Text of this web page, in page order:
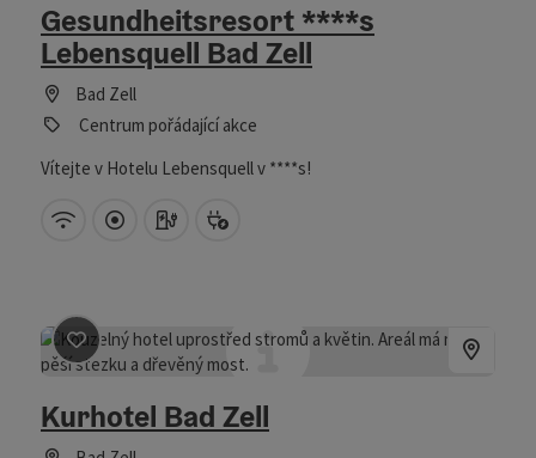
Gesundheitsresort ****s
Lebensquell Bad Zell
Bad Zell
Centrum pořádající akce
Vítejte v Hotelu Lebensquell v ****s!
W-LAN (zdarma)
Prímo v centruNabíjecí stanice na elektromobily
Označit příspěvek: Kurhotel Bad Zell
Kurhotel Bad Zell